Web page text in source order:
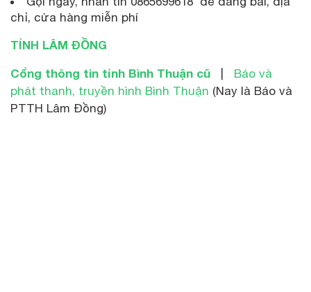
chỉ, cửa hàng miễn phí
TỈNH LÂM ĐỒNG
Cổng thông tin tỉnh Bình Thuận cũ
Báo và
phát thanh, truyền hình Bình Thuận (Nay là Báo và
PTTH Lâm Đồng)